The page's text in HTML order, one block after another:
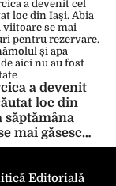
a devenit
loc din
săptămâna
mai găsesc
rezervare.
de aici nu au
Editorială